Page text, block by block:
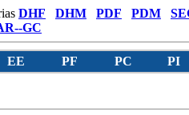
DHF DHM PDF PDM
GC
EE PF PC PI